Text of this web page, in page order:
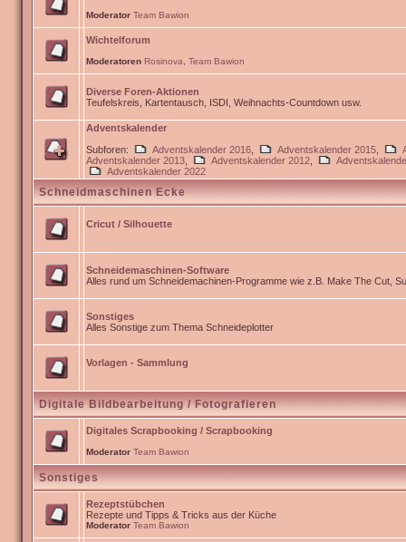
Moderator Team Bawion
Wichtelforum
Moderatoren Rosinova Team Bawion
Diverse Foren-Aktionen
Teufelskreis, Kartentausch, ISDI, Weihnachts-Countdown usw.
Adventskalender
Subforen:
Adventskalender 2016 Adventskalender 2015
Adventskalender 2013
Adventskalender 2012
Adventskalender 2022
Schneidmaschinen Ecke
Cricut / Silhouette
Schneidemaschinen-Software
Alles rund um Schneidemachinen-Programme wie z.B. Make The Cut,
Sonstiges
Alles Sonstige zum Thema Schneideplotter
Vorlagen - Sammlung
Digitale Bildbearbeitung / Fotografieren
Digitales Scrapbooking / Scrapbooking
Moderator Team Bawion
Sonstiges
Rezeptstübchen
Rezepte und Tipps & Tricks aus der Küche
Moderator Team Bawion